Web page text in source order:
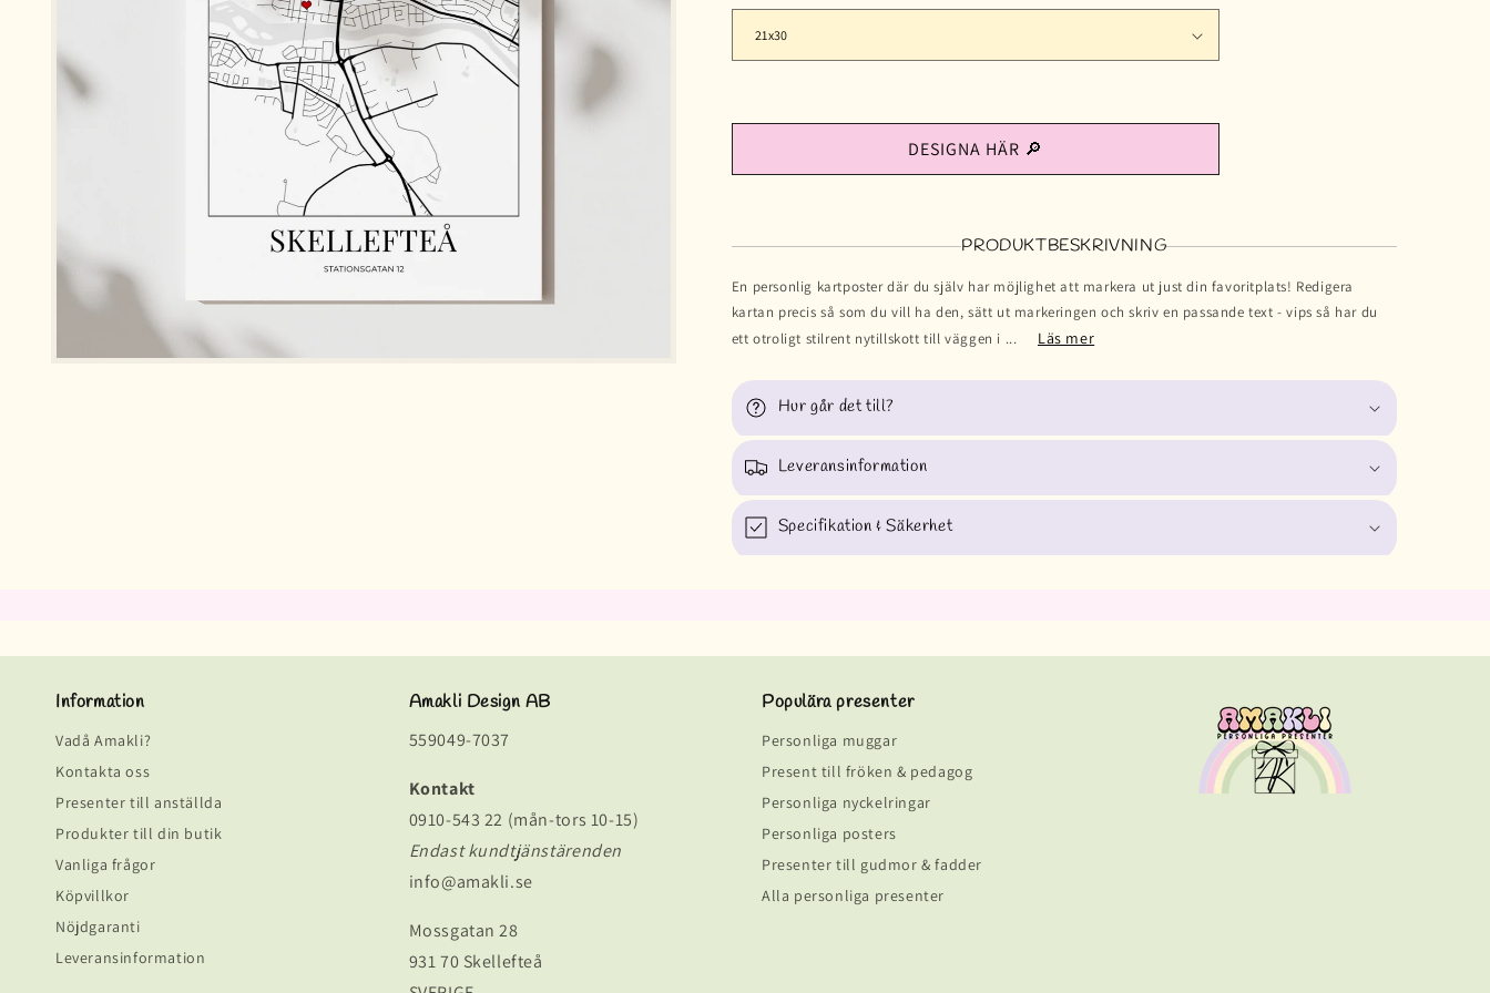
DESIGNA HÄR 🔎
PRODUKTBESKRIVNING
En personlig kartposter där du själv har möjlighet att markera ut just din favoritplats! Redigera
kartan precis så som du vill ha den, sätt ut markeringen och skriv en passande text - vips så har du
ett otroligt stilrent nytillskott till väggen i ...
Läs mer
Hur går det till?
Leveransinformation
Specifikation & Säkerhet
Information
Vadå Amakli?
Kontakta oss
Presenter till anställda
Produkter till din butik
Vanliga frågor
Köpvillkor
Nöjdgaranti
Leveransinformation
Amakli Design AB
559049-7037
Kontakt
0910-543 22 (mån-tors 10-15)
Endast kundtjänstärenden
info@amakli.se
Mossgatan 28
931 70 Skellefteå
Populära presenter
Personliga muggar
Present till fröken & pedagog
Personliga nyckelringar
Personliga posters
Presenter till gudmor & fadder
Alla personliga presenter